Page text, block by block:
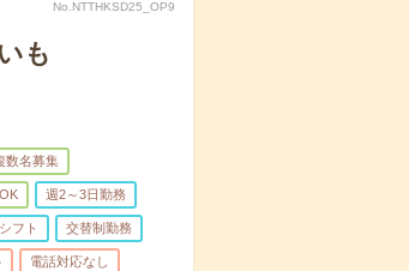
No.NTTHKSD25_OP9
も
数名募集
週2～3日勤務
シフト 交替制勤務
電話対応なし